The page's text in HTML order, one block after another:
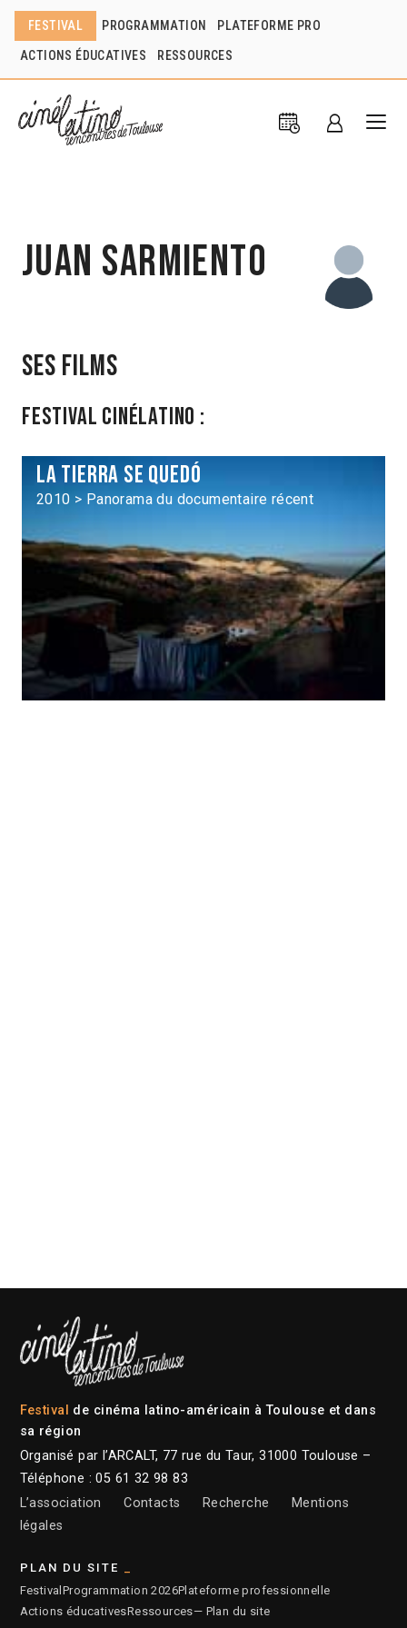
FESTIVAL PROGRAMMATION PLATEFORME PRO
ACTIONS ÉDUCATIVES RESSOURCES
Juan Sarmiento
Ses films
Festival Cinélatino :
La tierra se quedó
2010 > Panorama du documentaire récent
Festival de cinéma latino-américain à Toulouse et dans
sa région
Organisé par l’ARCALT, 77 rue du Taur, 31000 Toulouse –
Téléphone : 05 61 32 98 83
L’association
Contacts Recherche
Mentions
légales
PLAN DU SITE
Festival Programmation 2026Plateforme professionnelle
Actions éducativesRessources— Plan du site